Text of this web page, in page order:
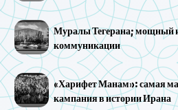
Муралы Тегерана; мощный
коммуникации
«Харифет Манам»: самая
кампания в истории Ирана